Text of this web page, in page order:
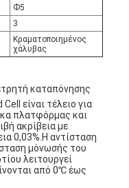
Ф5
3
Κραματοποιημένος
χάλυβας
καταπόνησης
είναι τέλειο για
πλατφόρμας και
ακρίβεια με
0,03%.Η αντίσταση
μόνωσής του
λειτουργεί
από 0℃ έως